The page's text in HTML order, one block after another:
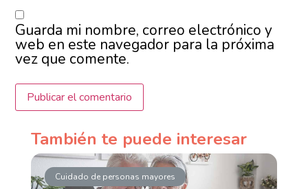
Guarda mi nombre, correo electrónico y
web en este navegador para la próxima
vez que comente.
También te puede interesar
Cuidado de personas mayores